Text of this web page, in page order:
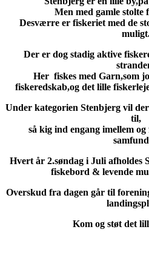
Men med gamle
Desværre er fiskeriet med de
Der er dog stadig aktive
Her fiskes med Garn,som
fiskeredskab,og det lille
Under kategorien Stenbjerg vil
til,
så kig ind engang imellem
Hvert år 2.søndag i Juli afholdes
fiskebord & levende
Overskud fra dagen går til
Kom og støt det